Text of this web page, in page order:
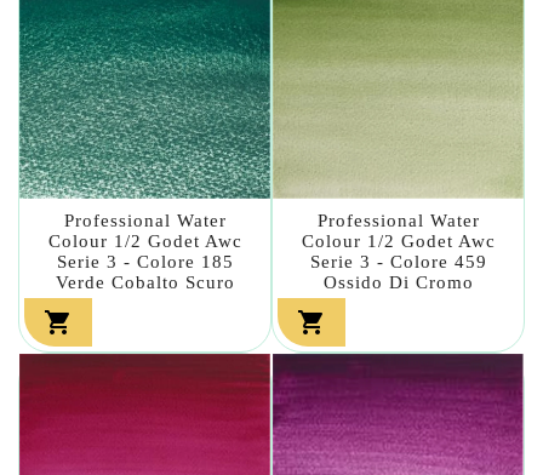
Professional Water
Colour 1/2 Godet Awc
Serie 3 - Colore 185
Verde Cobalto Scuro

Professional Water
Colour 1/2 Godet Awc
Serie 3 - Colore 459
Ossido Di Cromo
